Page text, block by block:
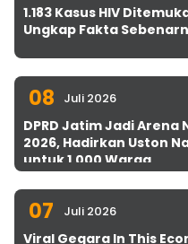
1.183 Kasus HIV
Ungkap Fakta
08 Juli 2026
DPRD Jatim Jadi Arena
2026, Hadirkan Uston
untuk 1.000 Warga
07 Juli 2026
Viral Gegara In This